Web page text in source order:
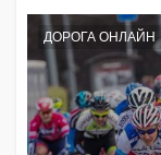
ДОРОГА ОНЛАЙН